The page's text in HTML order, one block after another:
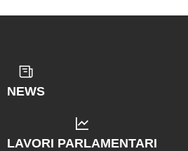
NEWS
LAVORI PARLAMENTARI